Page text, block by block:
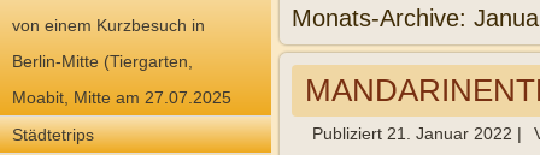
von einem Kurzbesuch in
Berlin-Mitte (Tiergarten,
Moabit, Mitte am 27.07.2025
Städtetrips
Monats-Archive:
Publiziert 21. Januar 2022 |